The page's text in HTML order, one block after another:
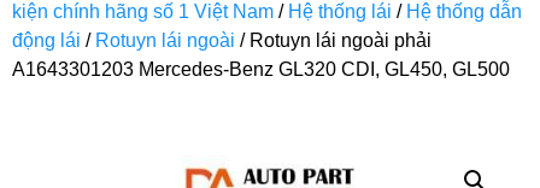
kiện chính hãng số 1 Việt Nam / Hệ thống lái / Hệ thống dẫn
động lái / Rotuyn lái ngoài / Rotuyn lái ngoài phải
A1643301203 Mercedes-Benz GL320 CDI, GL450, GL500